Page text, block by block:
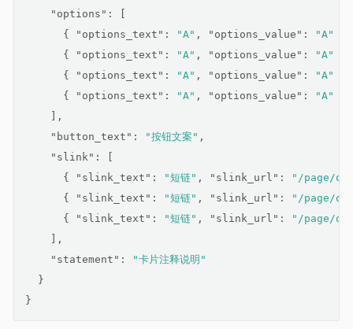
"options" : [
      {
"options_text" : "A" , "options_value" : "A"
      {
"options_text" : "A" , "options_value" : "A"
      {
"options_text" : "A" , "options_value" : "A"
      {
"options_text" : "A" , "options_value" : "A"
    ],
"button_text" : "按钮文案" ,
"slink" : [
      {
"slink_text" : "短链" , "slink_url" :
"/page/
      {
"slink_text" : "短链" , "slink_url" :
"/page/
      {
"slink_text" : "短链" , "slink_url" :
"/page/
    ],
"statement" :
"卡片注释说明"
  }
}